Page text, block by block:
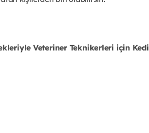
Veteriner Teknikerleri için Kedi